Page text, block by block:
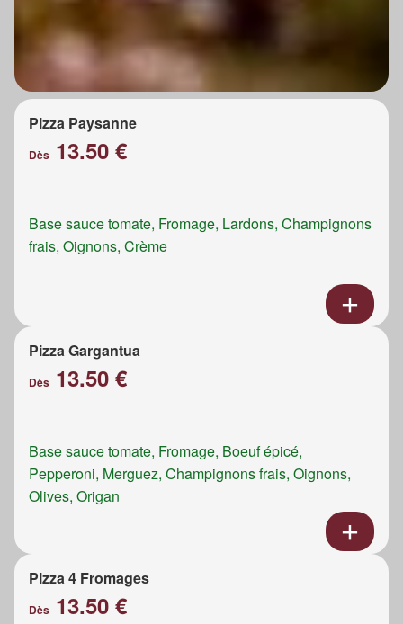
Pizza Paysanne
Dès 13.50 €
Base sauce tomate, Fromage, Lardons, Champignons
frais, Oignons, Crème
Pizza Gargantua
Dès 13.50 €
Base sauce tomate, Fromage, Boeuf épicé,
Pepperoni, Merguez, Champignons frais, Oignons,
Olives, Origan
Pizza 4 Fromages
Dès 13.50 €